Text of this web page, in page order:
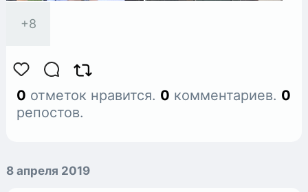
+8
0 отметок нравится. 0 комментариев. 0
репостов.
8 апреля 2019